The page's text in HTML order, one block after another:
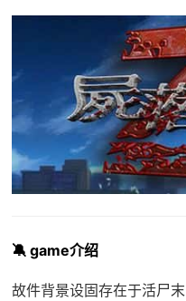
🔕 game介绍
故件背景设固存在于活尸